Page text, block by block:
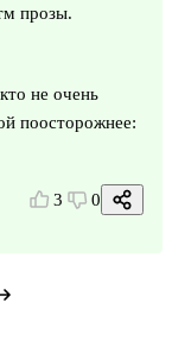
прозы.
не очень
поосторожнее:
3 0